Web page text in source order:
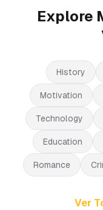
Explore
History
Motivation
Technology
Education
Romance
Ver